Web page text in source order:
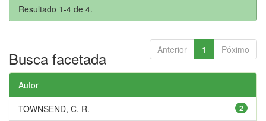
Resultado 1-4 de 4.
Anterior 1 Póximo
Busca facetada
Autor
2
TOWNSEND, C. R.